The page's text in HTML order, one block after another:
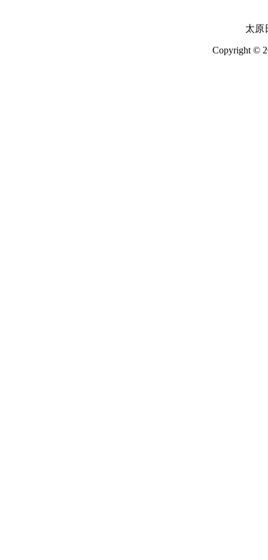
太原
Copyright ©